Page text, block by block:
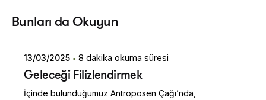
Bunları da Okuyun
Dilara Koçak
13/03/2025 8 dakika okuma süresi
Geleceği Filizlendirmek
İçinde bulunduğumuz Antroposen Çağı’nda,